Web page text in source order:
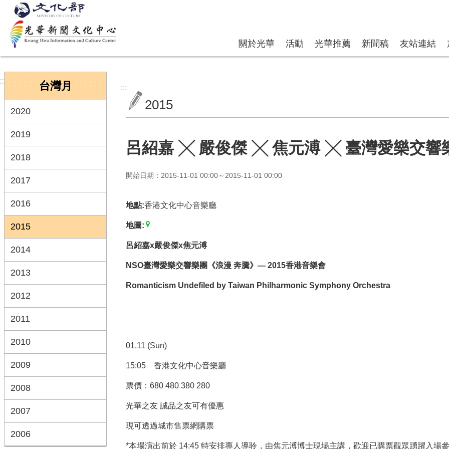
跳到主要內容區塊
關於光華 活動 光華推薦 新聞稿 友站連結
台灣月
2020
2019
2018
2017
2016
2015
2014
2013
2012
2011
2010
2009
2008
2007
2006
:::
2015
呂紹嘉 ╳ 嚴俊傑 ╳ 焦元溥 ╳ 臺灣愛樂交響
開始日期：2015-11-01 00:00～2015-11-01 00:00
地點:香港文化中心音樂廳
地圖:
呂紹嘉x嚴俊傑x焦元溥
NSO臺灣愛樂交響樂團《浪漫 奔騰》­— 2015香港音樂會
Romanticism Undefiled by Taiwan Philharmonic Symphony Orchestra
01.11 (Sun)
15:05 香港文化中心音樂廳
票價：680 480 380 280
光華之友 誠品之友可有優惠
現可透過城市售票網購票
*本場演出前於 14:45 特安排專人導聆，由焦元溥博士現場主講，歡迎已購票觀眾踴躍入場